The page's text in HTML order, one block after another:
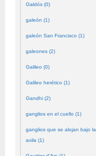
Galdós (0)
galeón (1)
galeón San Francisco (1)
galeones (2)
Galileo (0)
Galileo herético (1)
Gandhi (2)
ganglios en el cuello (1)
ganglios que se alojan bajo la
axila (1)